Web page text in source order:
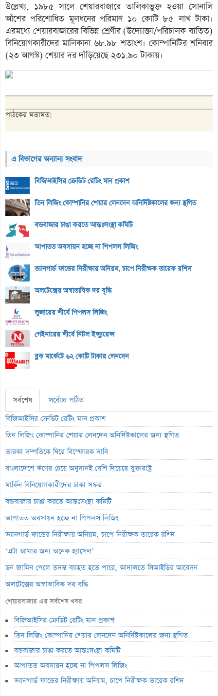
উল্লেখ্য, ১৯৮৫ সালে শেয়ারবাজারে তালিকাভুক্ত হওয়া সোনালি
আঁশের পরিশোধিত মূলধনের পরিমাণ ১০ কোটি ৮৫ লাখ টাকা।
এরমধ্যে শেয়ারবাজারের বিভিন্ন শ্রেণীর (উদ্যোক্তা/পরিচালক ব্যতিত)
বিনিয়োগকারীদের মালিকানা ৬৮.৯৮ শতাংশ। কোম্পানিটির শনিবার
(২৩ আগস্ট) শেয়ার দর দাঁড়িয়েছে ২৩১.৯০ টাকায়।
পাঠকের মতামত:
এ বিভাগের অন্যান্য সংবাদ
বিজিআইসির ক্রেডিট রেটিং মান প্রকাশ
তিন লিজিং কোম্পানির শেয়ার লেনদেন অনির্দিষ্টকালের জন্য স্থগিত
বন্ডবাজার চাঙা করতে আন্তঃসংস্থা কমিটি
আপাতত অবসায়ন হচ্ছে না পিপলস লিজিং
ভ্যানগার্ড ফান্ডের নিরীক্ষায় অনিয়ম, চাপে নিরীক্ষক তারেক রশিদ
অলটেক্সের অস্বাভাবিক দর বৃদ্ধি
লুজারের শীর্ষে পিপলস লিজিং
গেইনারের শীর্ষে নিটল ইন্স্যুরেন্স
ব্লক মার্কেটে ৬২ কোটি টাকার লেনদেন
সর্বশেষ
সর্বোচ্চ পঠিত
বিজিআইসির ক্রেডিট রেটিং মান প্রকাশ
তিন লিজিং কোম্পানির শেয়ার লেনদেন অনির্দিষ্টকালের জন্য স্থগিত
তারকা দম্পতিকে ঘিরে বিস্ফোরক দাবি
বাংলাদেশে ঋণের চেয়ে অনুদানই বেশি দিয়েছে যুক্তরাষ্ট্র
মার্কিন বিনিয়োগকারীদের ঢাকা সফর
বন্ডবাজার চাঙা করতে আন্তঃসংস্থা কমিটি
আপাতত অবসায়ন হচ্ছে না পিপলস লিজিং
ভ্যানগার্ড ফান্ডের নিরীক্ষায় অনিয়ম, চাপে নিরীক্ষক তারেক রশিদ
‘এটা আমার জন্য অনেক হ্যাসেল’
ডন জামিন পেলে তদন্ত ব্যাহত হতে পারে, আদালতে সিআইডির আবেদন
অলটেক্সের অস্বাভাবিক দর বৃদ্ধি
লুজারের শীর্ষে পিপলস লিজিং
গেইনারের শীর্ষে নিটল ইন্স্যুরেন্স
ব্লক মার্কেটে ৬২ কোটি টাকার লেনদেন
লেনদেনের শীর্ষে শার্প ইন্ড্রাস্ট্রিজ
শেয়ারবাজারে পতনে সপ্তাহ শুরু
৭ কার্যদিবসে শেয়ারদর ২৪.৬৪% উল্লম্ফন, কারণ জানে না কোম্পানি
শেয়ারবাজার এর সর্বশেষ খবর
বিজিআইসির ক্রেডিট রেটিং মান প্রকাশ
তিন লিজিং কোম্পানির শেয়ার লেনদেন অনির্দিষ্টকালের জন্য স্থগিত
বন্ডবাজার চাঙা করতে আন্তঃসংস্থা কমিটি
আপাতত অবসায়ন হচ্ছে না পিপলস লিজিং
ভ্যানগার্ড ফান্ডের নিরীক্ষায় অনিয়ম, চাপে নিরীক্ষক তারেক রশিদ